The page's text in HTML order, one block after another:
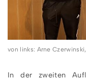
von links: Arne
In der zweiten